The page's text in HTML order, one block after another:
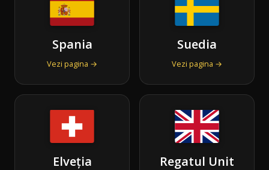
Spania
Vezi pagina →
Suedia
Vezi pagina →
Elveția Regatul Unit